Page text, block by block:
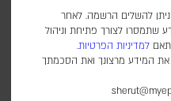
להשלים הרשמה. לאחר
שתמסרו לצורך פתיחת וניהול
למדיניות הפרטיות.
המידע מרצונך ואת הסכמתך
הכוח הבין-לאומי עדיין
השני וכניסת המנהלת